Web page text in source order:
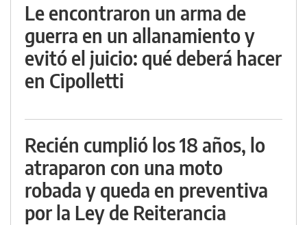
Le encontraron un arma de
guerra en un allanamiento y
evitó el juicio: qué deberá hacer
en Cipolletti
Recién cumplió los 18 años, lo
atraparon con una moto
robada y queda en preventiva
por la Ley de Reiterancia